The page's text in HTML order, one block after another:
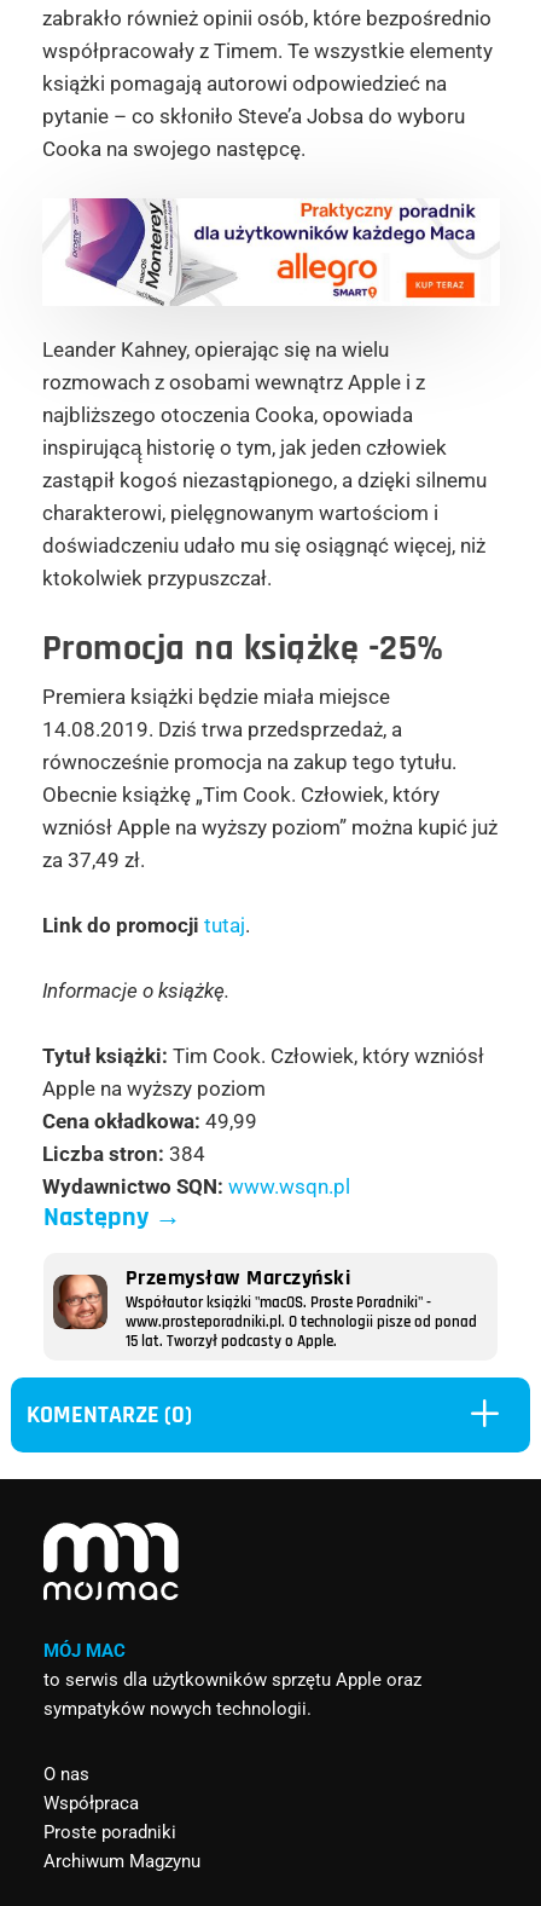
zabrakło również opinii osób, które bezpośrednio
współpracowały z Timem. Te wszystkie elementy
książki pomagają autorowi odpowiedzieć na
pytanie – co skłoniło Steve’a Jobsa do wyboru
Cooka na swojego następcę.
Leander Kahney, opierając się na wielu
rozmowach z osobami wewnątrz Apple i z
najbliższego otoczenia Cooka, opowiada
inspirującą̨ historię o tym, jak jeden człowiek
zastąpił kogoś niezastąpionego, a dzięki silnemu
charakterowi, pielęgnowanym wartościom i
doświadczeniu udało mu się osiągnąć więcej, niż
ktokolwiek przypuszczał.
Promocja na książkę -25%
Premiera książki będzie miała miejsce
14.08.2019. Dziś trwa przedsprzedaż, a
równocześnie promocja na zakup tego tytułu.
Obecnie książkę „Tim Cook. Człowiek, który
wzniósł Apple na wyższy poziom” można kupić już
za 37,49 zł.
Link do promocji tutaj.
Informacje o książkę.
Tytuł książki: Tim Cook. Człowiek, który wzniósł
Apple na wyższy poziom
Cena okładkowa: 49,99
Liczba stron: 384
Wydawnictwo SQN: www.wsqn.pl
Następny→
Przemysław Marczyński
Współautor książki "macOS. Proste Poradniki" -
www.prosteporadniki.pl. O technologii pisze od ponad
15 lat. Tworzył podcasty o Apple.
KOMENTARZE (0) L
MÓJ MAC
to serwis dla użytkowników sprzętu Apple oraz
sympatyków nowych technologii.
O nas
Współpraca
Proste poradniki
Archiwum Magzynu